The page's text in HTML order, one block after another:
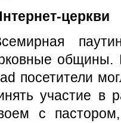
церкви
общины.
посетители
участие в
с